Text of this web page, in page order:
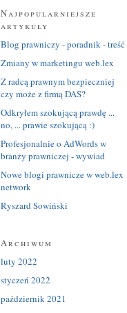
Najpopularniejsze
artykuły
Blog prawniczy - poradnik - treść
Zmiany w marketingu web.lex
Z radcą prawnym bezpieczniej
czy może z firmą DAS?
Odkryłem szokującą prawdę ...
no, ... prawie szokującą :)
Profesjonalnie o AdWords w
branży prawniczej - wywiad
Nowe blogi prawnicze w web.lex
network
Ryszard Sowiński
Archiwum
luty 2022
styczeń 2022
październik 2021